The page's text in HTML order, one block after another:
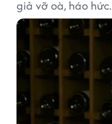
giả vỡ oà, háo hức.